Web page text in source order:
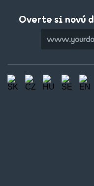
Overte si novú